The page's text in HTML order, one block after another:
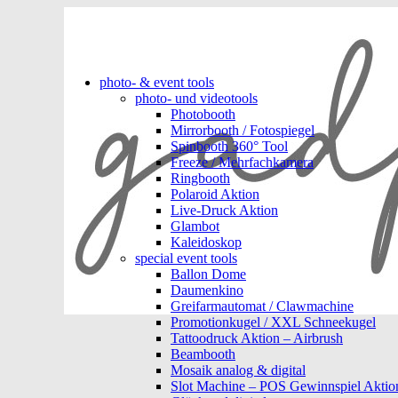
photo- & event tools
photo- und videotools
Photobooth
Mirrorbooth / Fotospiegel
Spinbooth 360° Tool
Freeze / Mehrfachkamera
Ringbooth
Polaroid Aktion
Live-Druck Aktion
Glambot
Kaleidoskop
special event tools
Ballon Dome
Daumenkino
Greifarmautomat / Clawmachine
Promotionkugel / XXL Schneekugel
Tattoodruck Aktion – Airbrush
Beambooth
Mosaik analog & digital
Slot Machine – POS Gewinnspiel